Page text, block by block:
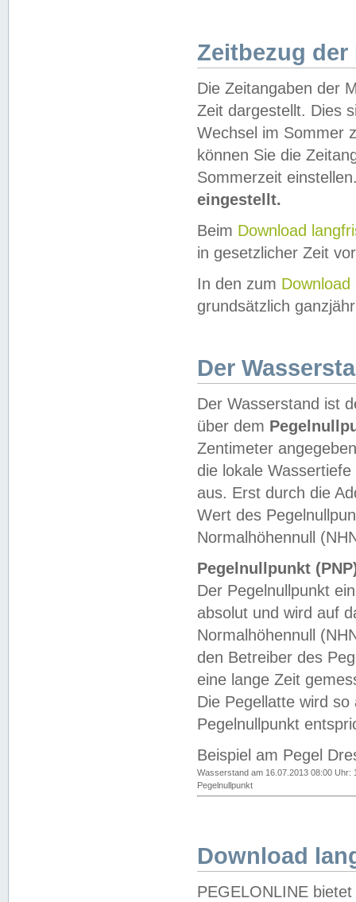
Zeitbezug der
Die Zeitangaben der
Zeit dargestellt. Dies
Wechsel im Sommer
können Sie die
Sommerzeit
eingestellt.
Beim Download
in gesetzlicher Zeit
In den zum Download
grundsätzlich
Der
Der Wasserstand ist
über dem
Zentimeter
die lokale
aus. Erst durch die
Wert des
Normalhöhennull
Pegelnullpunkt
Der Pegelnullpunkt
absolut und wird auf
Normalhöhennull
den Betreiber des
eine lange Zeit
Die Pegellatte wird
Pegelnullpunkt
Beispiel am Pegel
Wasserstand am 16.07.2013 08:00 Uhr:
Pegelnullpunkt
Download
PEGELONLINE